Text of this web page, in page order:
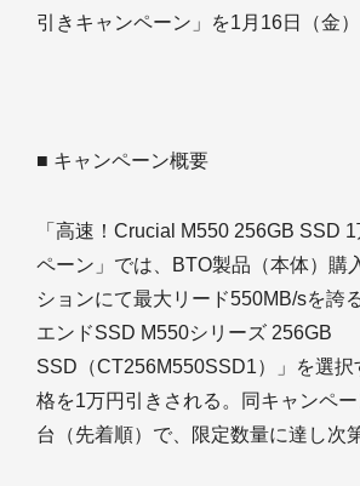
引きキャンペーン」を1月16日（金）
■ キャンペーン概要
「高速！Crucial M550 256GB SSD
ペーン」では、BTO製品（本体）購
ションにて最大リード550MB/sを誇
エンドSSD M550シリーズ 256GB
SSD（CT256M550SSD1）」を選択
格を1万円引きされる。同キャンペ
台（先着順）で、限定数量に達し次